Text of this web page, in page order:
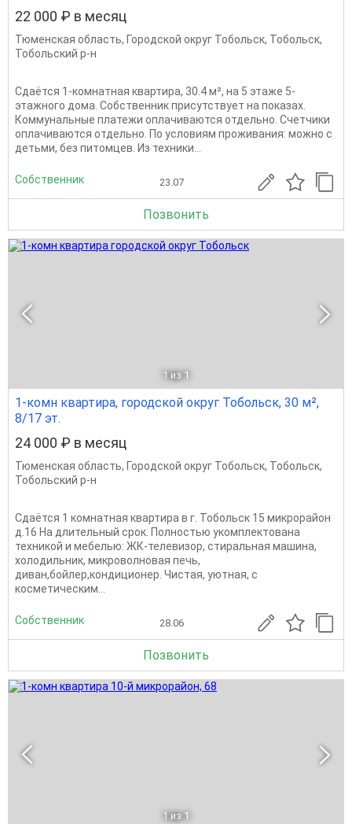
22 000 ₽ в месяц
Тюменская область, Городской округ Тобольск, Тобольск,
Тобольский р-н
Сдаётся 1-комнатная квартира, 30.4 м², на 5 этаже 5-
этажного дома. Собственник присутствует на показах.
Коммунальные платежи оплачиваются отдельно. Счетчики
оплачиваются отдельно. По условиям проживания: можно с
детьми, без питомцев. Из техники...
Собственник 23.07
Позвонить
1 из 1
1-комн квартира, городской округ Тобольск, 30 м²,
8/17 эт.
24 000 ₽ в месяц
Тюменская область, Городской округ Тобольск, Тобольск,
Тобольский р-н
Сдаётся 1 комнатная квартира в г. Тобольск 15 микрорайон
д.16 На длительный срок. Полностью укомплектована
техникой и мебелью: ЖК-телевизор, стиральная машина,
холодильник, микроволновая печь,
диван,бойлер,кондиционер. Чистая, уютная, с
косметическим...
Собственник 28.06
Позвонить
1 из 1